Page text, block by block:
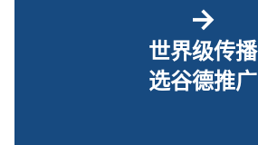
→
世界级传播
选谷德推广